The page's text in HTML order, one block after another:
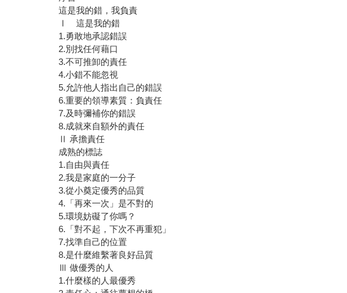
這是我的錯，我負責
Ⅰ 這是我的錯
1.勇敢地承認錯誤
2.別找任何藉口
3.不可推卸的責任
4.小錯不能忽視
5.允許他人指出自己的錯誤
6.重要的領導素質：負責任
7.及時彌補你的錯誤
8.成就來自額外的責任
Ⅱ 承擔責任
成熟的標誌
1.自由與責任
2.我是家庭的一分子
3.從小奠定優秀的品質
4.「再來一次」是不對的
5.環境妨礙了你嗎？
6.「對不起，下次不再重犯」
7.找準自己的位置
8.是什麼維繫著良好品質
Ⅲ 做優秀的人
1.什麼樣的人最優秀